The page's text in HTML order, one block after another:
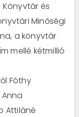
és
Minőségi
a könyvtár
mellé kétmillió
Fóthy
Attiláné